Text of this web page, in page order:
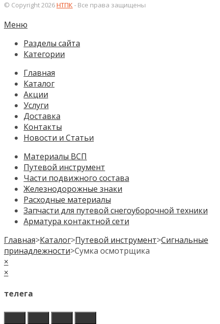
© Copyright 2026НТПК- Все права защищены
Меню
Разделы сайта
Категории
Главная
Каталог
Акции
Услуги
Доставка
Контакты
Новости и Статьи
Материалы ВСП
Путевой инструмент
Части подвижного состава
Железнодорожные знаки
Расходные материалы
Запчасти для путевой снегоуборочной техники
Арматура контактной сети
Главная>Каталог>Путевой инструмент>Сигнальные
принадлежности>Сумка осмотрщика
×
×
телега